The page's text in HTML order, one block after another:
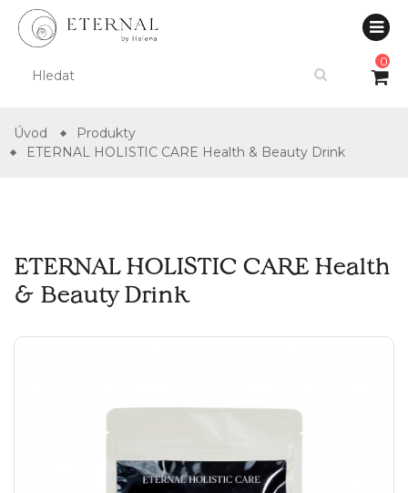
0
Úvod
Produkty
ETERNAL HOLISTIC CARE Health & Beauty Drink
ETERNAL HOLISTIC CARE Health
& Beauty Drink